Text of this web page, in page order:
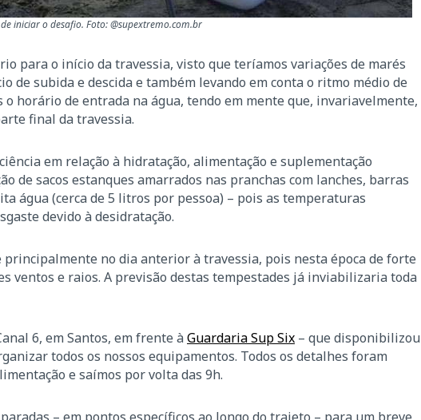
iniciar o desafio. Foto: @supextremo.com.br
para o início da travessia, visto que teríamos variações de marés
de subida e descida e também levando em conta o ritmo médio de
horário de entrada na água, tendo em mente que, invariavelmente,
final da travessia.
em relação à hidratação, alimentação e suplementação
de sacos estanques amarrados nas pranchas com lanches, barras
água (cerca de 5 litros por pessoa) – pois as temperaturas
devido à desidratação.
no dia anterior à travessia, pois nesta época de forte
ventos e raios. A previsão destas tempestades já inviabilizaria toda
6, em Santos, em frente àGuardaria Sup Six – que disponibilizou
todos os nossos equipamentos. Todos os detalhes foram
e saímos por volta das 9h.